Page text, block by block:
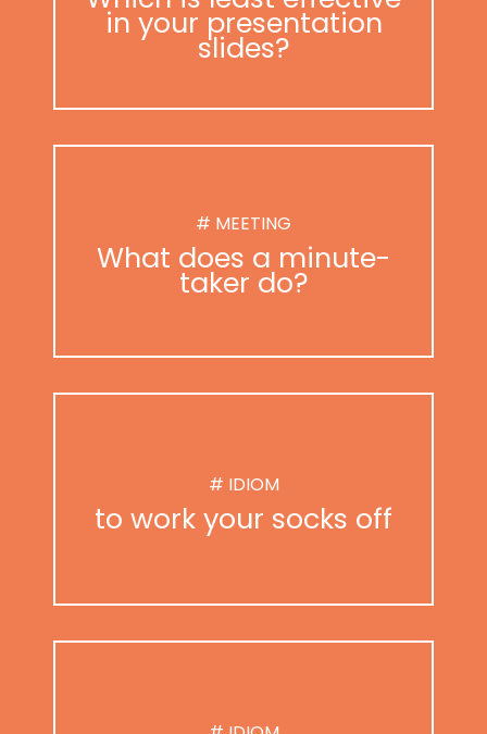
in your presentation
slides?
# MEETING
What does a minute-
taker do?
# IDIOM
to work your socks off